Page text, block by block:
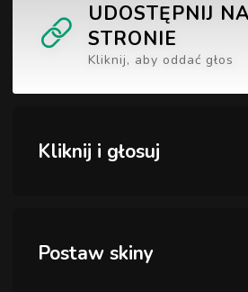
UDOSTĘPNIJ
STRONIE
Kliknij, aby oddać głos
Kliknij i głosuj
Postaw skiny